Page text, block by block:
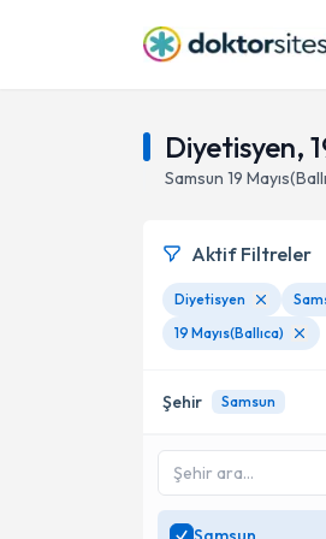
Diyetisyen,
Samsun 19
Aktif Filtreler
Diyetisyen
19 Mayıs(Ballıca)
Şehir Samsun